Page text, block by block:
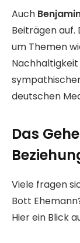
Auch
Beiträgen
um Themen
Nachhaltigkeit
deutschen
Das
Viele fragen
Bott
Hier ein Blick